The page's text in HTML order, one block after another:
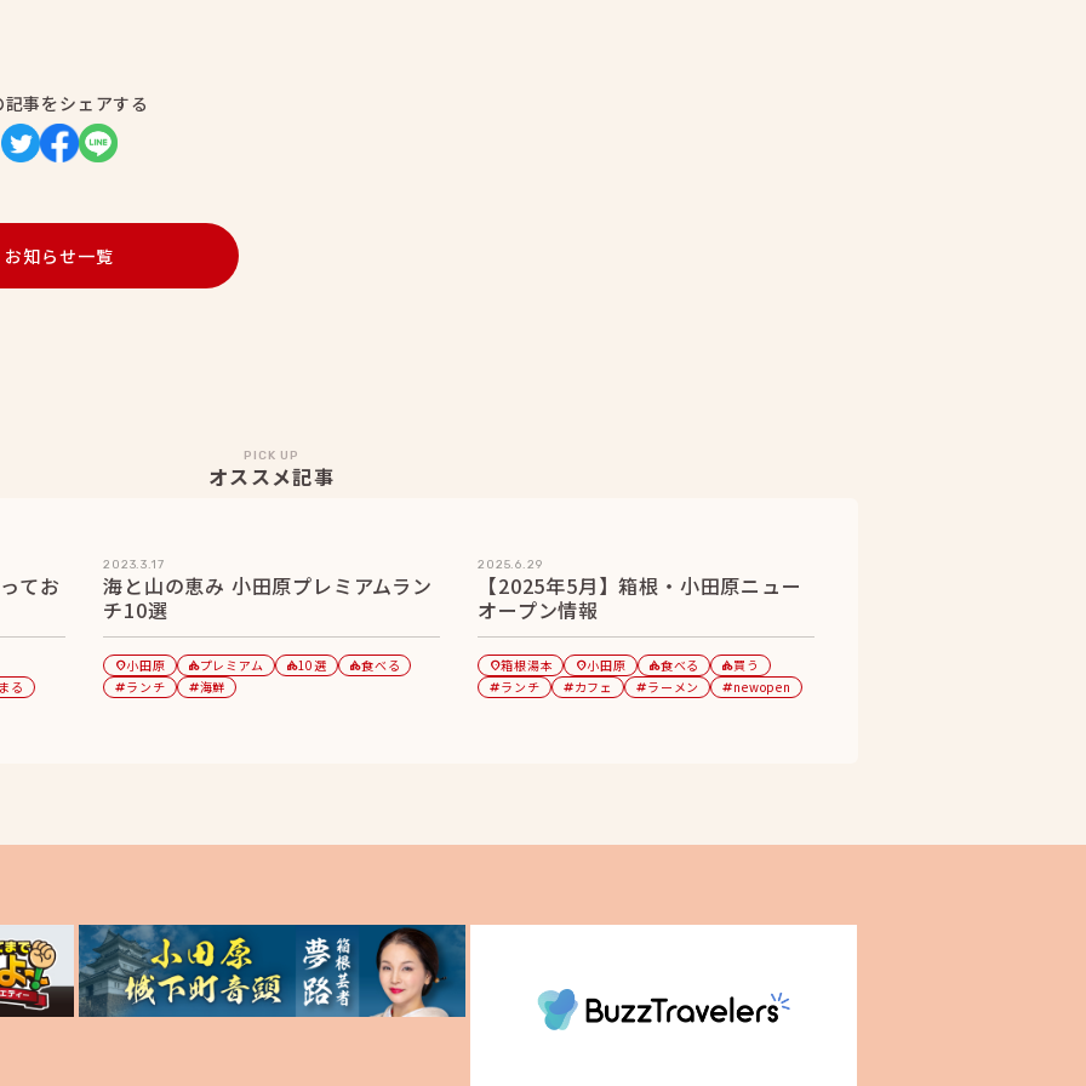
記事をシェアする
お知らせ一覧
PICK UP
オススメ記事
てお
る
2023.3.17
海と山の恵み 小田原プレミアムラン
チ10選
location_on小田原 categoryプレミアム category10選 category食べる
tagランチ tag海鮮
2025.6.29
【2025年5月】箱根・小田原ニュー
オープン情報
location_on箱根湯本 location_on小田原 category食べる category買う
tagランチ tagカフェ tagラーメン tagnewopen